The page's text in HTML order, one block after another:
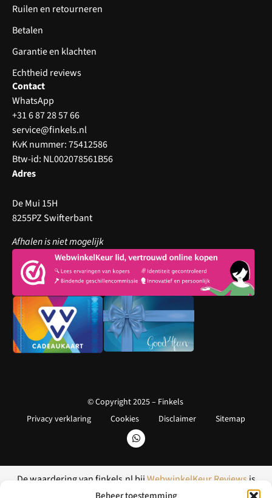
Ruilen en retourneren
Betalen
Garantie en klachten
Echtheid reviews
Contact
WhatsApp
+31 6 87 28 57 66
service@finkels.nl
KvK nummer: 75412586
Btw-id: NL002078561B56
Adres
De Mui 15H
8255PZ Swifterbant
Afhalen is niet mogelijk
© Copyright 2025 – Finkels
Privacy verklaring
Cookies Disclaimer Sitemap
De waardering van finkels.nl bijWebwinkelKeur Reviews is
9.2/10 gebaseerd op 17 reviews.